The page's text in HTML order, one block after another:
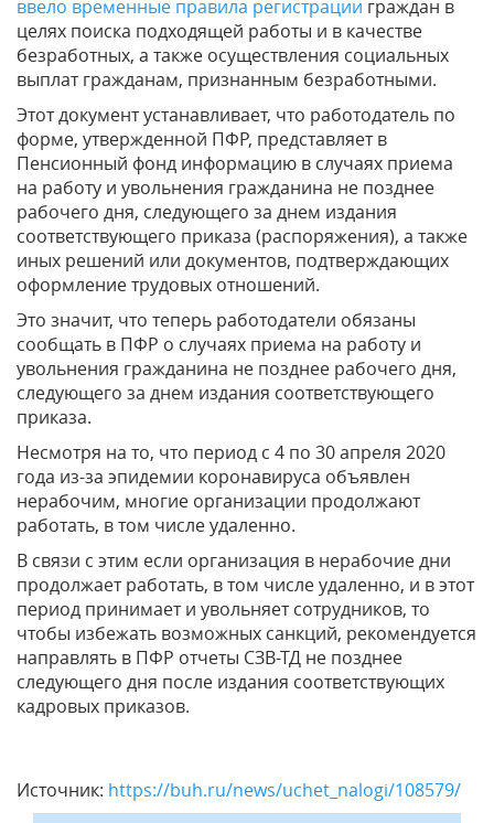
ввело временные правила регистрации граждан в
целях поиска подходящей работы и в качестве
безработных, а также осуществления социальных
выплат гражданам, признанным безработными.
Этот документ устанавливает, что работодатель по
форме, утвержденной ПФР, представляет в
Пенсионный фонд информацию в случаях приема
на работу и увольнения гражданина не позднее
рабочего дня, следующего за днем издания
соответствующего приказа (распоряжения), а также
иных решений или документов, подтверждающих
оформление трудовых отношений.
Это значит, что теперь работодатели обязаны
сообщать в ПФР о случаях приема на работу и
увольнения гражданина не позднее рабочего дня,
следующего за днем издания соответствующего
приказа.
Несмотря на то, что период с 4 по 30 апреля 2020
года из-за эпидемии коронавируса объявлен
нерабочим, многие организации продолжают
работать, в том числе удаленно.
В связи с этим если организация в нерабочие дни
продолжает работать, в том числе удаленно, и в этот
период принимает и увольняет сотрудников, то
чтобы избежать возможных санкций, рекомендуется
направлять в ПФР отчеты СЗВ-ТД не позднее
следующего дня после издания соответствующих
кадровых приказов.
Источник: https://buh.ru/news/uchet_nalogi/108579/